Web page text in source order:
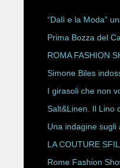
“Dalì e la Moda”
Prima Bozza del
P/E 2027
ROMA FASHION
HAUTE COUTURE
Simone Biles
ESPY Awards 2026
I girasoli che non
Salt&Linen. Il Lino
Una indagine sugli
LA COUTURE
CON
Rome Fashion